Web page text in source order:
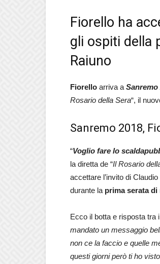
Fiorello ha
gli ospiti della
Raiuno
Fiorello arriva a Sanremo
Rosario della Sera“, il
Sanremo 2018,
“Voglio fare lo
la diretta de “Il Rosario
accettare l’invito di
durante la prima serata di
Ecco il botta e risposta tra
mandato un messaggio
non ce la faccio e quelle
questi giorni però ti ho